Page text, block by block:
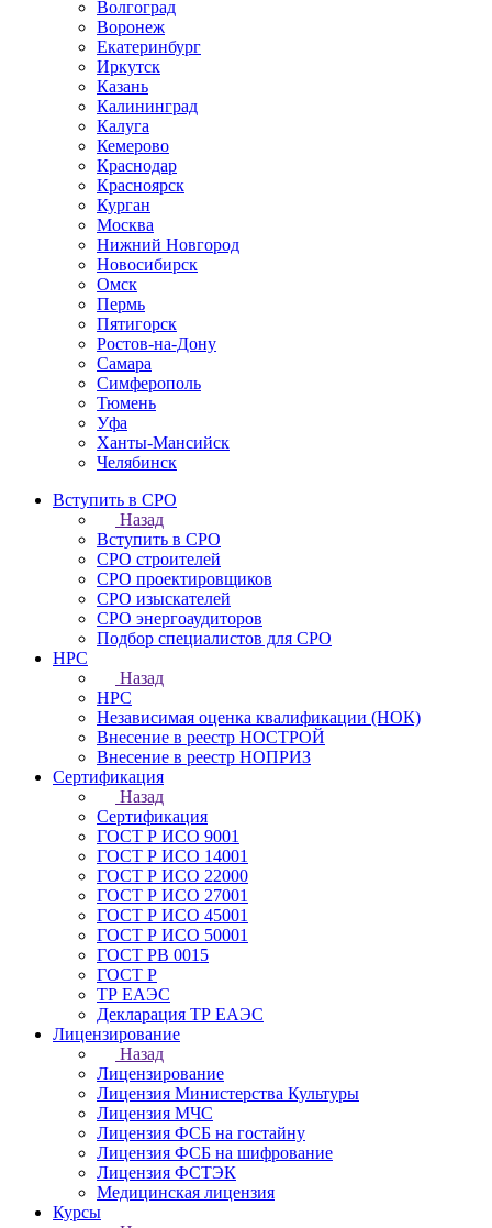
Волгоград
Воронеж
Екатеринбург
Иркутск
Казань
Калининград
Калуга
Кемерово
Краснодар
Красноярск
Курган
Москва
Нижний Новгород
Новосибирск
Омск
Пермь
Пятигорск
Ростов-на-Дону
Самара
Симферополь
Тюмень
Уфа
Ханты-Мансийск
Челябинск
Вступить в СРО
Назад
Вступить в СРО
СРО строителей
СРО проектировщиков
СРО изыскателей
СРО энергоаудиторов
Подбор специалистов для СРО
НРС
Назад
НРС
Независимая оценка квалификации (НОК)
Внесение в реестр НОСТРОЙ
Внесение в реестр НОПРИЗ
Сертификация
Назад
Сертификация
ГОСТ Р ИСО 9001
ГОСТ Р ИСО 14001
ГОСТ Р ИСО 22000
ГОСТ Р ИСО 27001
ГОСТ Р ИСО 45001
ГОСТ Р ИСО 50001
ГОСТ РВ 0015
ГОСТ Р
ТР ЕАЭС
Декларация ТР ЕАЭС
Лицензирование
Назад
Лицензирование
Лицензия Министерства Культуры
Лицензия МЧС
Лицензия ФСБ на гостайну
Лицензия ФСБ на шифрование
Лицензия ФСТЭК
Медицинская лицензия
Курсы